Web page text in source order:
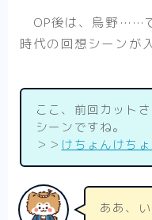
OP後は、烏野……
時代の回想シーンが
ここ、前回カット
シーンですね。
＞＞ けちょんけち
ああ、